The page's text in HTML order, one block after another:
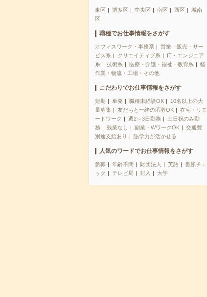
東区 博多区 中央区 南区 西区
城南
区
職種でお仕事情報をさがす
オフィスワーク・事務系
営業・販売・サー
ビス系
クリエイティブ系
IT・エンジニア
系
技術系 医療・介護・福祉・教育系
軽
作業・物流・工場・その他
こだわりでお仕事情報をさがす
短期 単発 職種未経験OK
10名以上の大
量募集
友だちと一緒の応募OK
在宅・リモ
ートワーク
週2～3日勤務
土日祝のみ勤
務
残業なし 副業・WワークOK
交通費
別途支給あり
語学力が活かせる
人気のワードでお仕事情報をさがす
急募 年齢不問 財団法人 英語
書類チェ
ック
テレビ局 封入 大学